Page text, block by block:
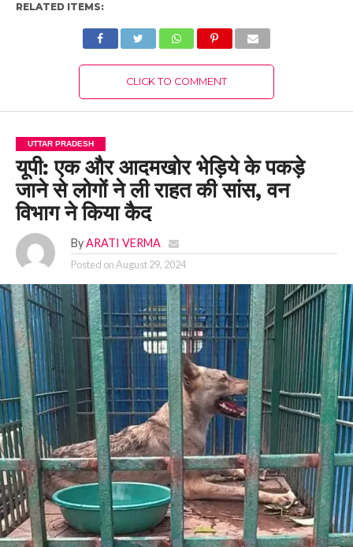
RELATED ITEMS:
CLICK TO COMMENT
UTTAR PRADESH
यूपी: एक और आदमखोर भेड़िये के पकड़े
जाने से लोगों ने ली राहत की सांस, वन
विभाग ने किया कैद
By ARATI VERMA
Posted onAugust 29, 2024